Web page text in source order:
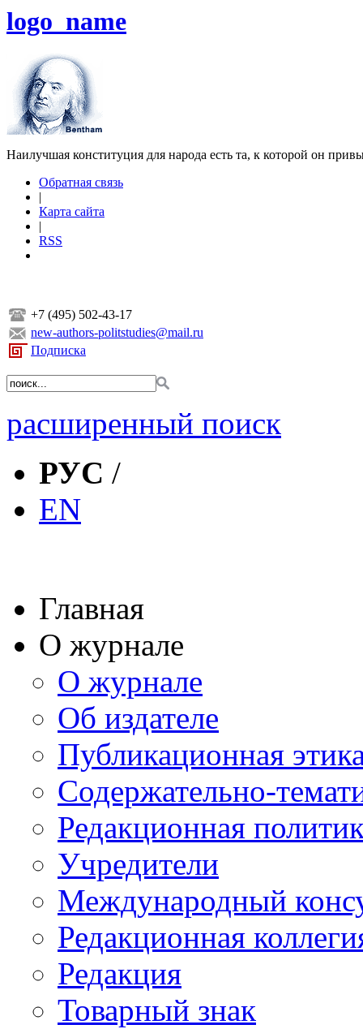
logo_name
Наилучшая конституция для народа есть та, к которой он
Обратная связь
|
Карта сайта
|
RSS
+7 (495) 502-43-17
new-authors-politstudies@mail.ru
Подписка
расширенный поиск
РУС /
EN
Главная
О журнале
О журнале
Об издателе
Публикационная
Содержательно-
Редакционная
Учредители
Международный
Редакционная
Редакция
Товарный знак